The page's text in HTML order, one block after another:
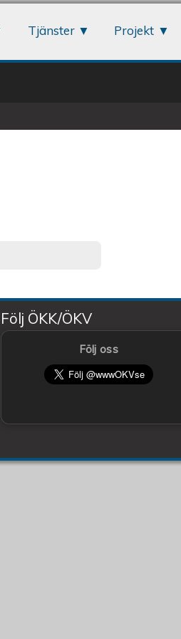
Tjänster Projekt
Följ ÖKK/ÖKV
Följ oss